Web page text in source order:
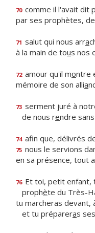
70 comme il l'avait dit
par ses prophètes,
71 salut qui nous arra
à la main de tous nos
72 amour qu'il montre
mémoire de son allia
73 serment juré à
de nous rendre
74 afin que, délivrés
75 nous le servions
en sa présence, tout
76 Et toi, petit enfant,
prophète du Très-
tu marcheras devant,
et tu prépareras